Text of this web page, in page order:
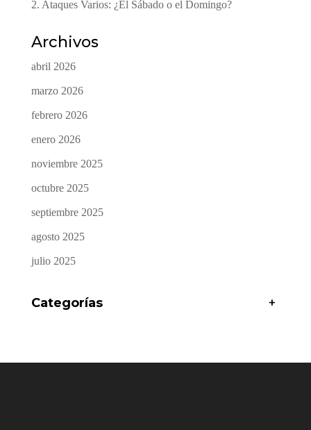
2. Ataques Varios: ¿El Sábado o el Domingo?
Archivos
abril 2026
marzo 2026
febrero 2026
enero 2026
noviembre 2025
octubre 2025
septiembre 2025
agosto 2025
julio 2025
Categorías +